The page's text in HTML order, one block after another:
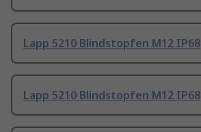
Lapp 5210 Blindstopfen M12 IP68
Lapp 5210 Blindstopfen M12 IP68